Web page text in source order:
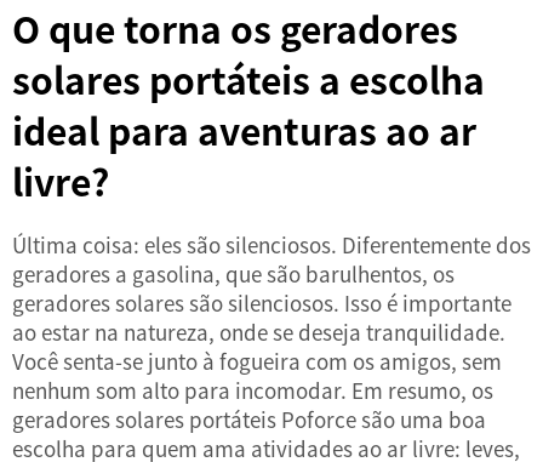
O que torna os geradores
solares portáteis a escolha
ideal para aventuras ao ar
livre?
Última coisa: eles são silenciosos. Diferentemente dos
geradores a gasolina, que são barulhentos, os
geradores solares são silenciosos. Isso é importante
ao estar na natureza, onde se deseja tranquilidade.
Você senta-se junto à fogueira com os amigos, sem
nenhum som alto para incomodar. Em resumo, os
geradores solares portáteis Poforce são uma boa
escolha para quem ama atividades ao ar livre: leves,